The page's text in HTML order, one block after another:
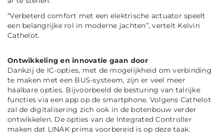
“Verbeterd comfort met een elektrische actuator speelt
een belangrijke rol in moderne jachten”, vertelt Kelvin
Cathelot.
Ontwikkeling en innovatie gaan door
Dankzij de IC-opties, met de mogelijkheid om verbinding
te maken met een BUS-systeem, zijn er veel meer
haalbare opties. Bijvoorbeeld de besturing van talrijke
functies via een app op de smartphone. Volgens Cathelot
zal de digitalisering zich ook in de botenbouw verder
ontwikkelen. De opties van de Integrated Controller
maken dat LINAK prima voorbereid is op deze taak.